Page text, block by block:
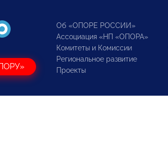
Об «ОПОРЕ РОССИИ»
Ассоциация «НП «ОПОРА»
Комитеты и Комиссии
Региональное развитие
Проекты